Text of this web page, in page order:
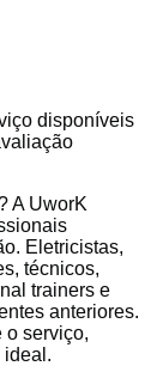
disponíveis
A UworK
Eletricistas,
técnicos,
trainers e
anteriores.
o serviço,
ideal.